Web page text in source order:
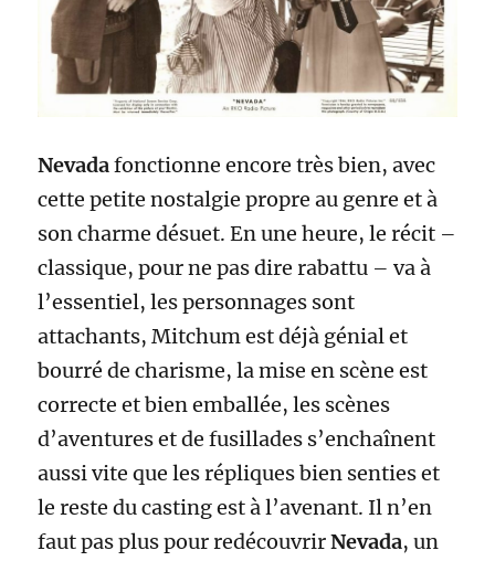
Nevadafonctionne encore très bien, avec
cette petite nostalgie propre au genre et à
son charme désuet. En une heure, le récit –
classique, pour ne pas dire rabattu – va à
l’essentiel, les personnages sont
attachants, Mitchum est déjà génial et
bourré de charisme, la mise en scène est
correcte et bien emballée, les scènes
d’aventures et de fusillades s’enchaînent
aussi vite que les répliques bien senties et
le reste du casting est à l’avenant. Il n’en
faut pas plus pour redécouvrirNevada, un